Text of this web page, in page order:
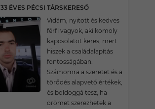
33 ÉVES PÉCSI TÁRSKERESŐ
Vidám, nyitott és kedves
férfi vagyok, aki komoly
kapcsolatot keres, mert
hiszek a családalapítás
fontosságában.
Számomra a szeretet és a
törődés alapvető értékek,
és boldoggá tesz, ha
örömet szerezhetek a